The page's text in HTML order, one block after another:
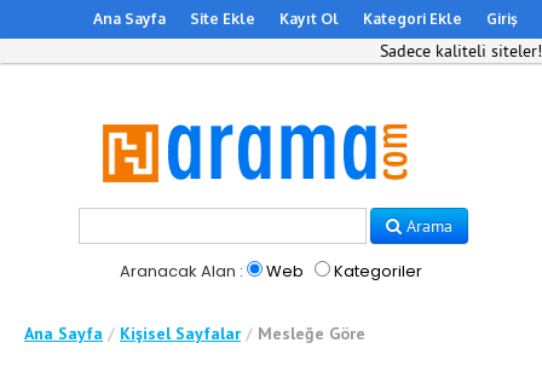
Ana Sayfa Site Ekle Kayıt Ol Kategori Ekle Giriş
Sadece kaliteli siteler!
Arama
Aranacak Alan : Web Kategoriler
Ana Sayfa / Kişisel Sayfalar / Mesleğe Göre